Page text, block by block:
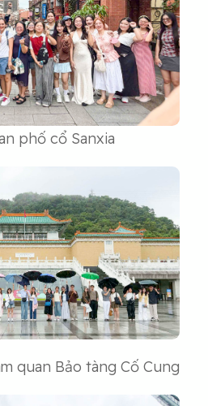
phố cổ Sanxia
quan Bảo tàng Cố Cung